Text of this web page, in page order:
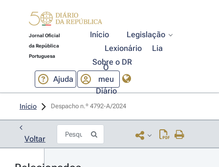
Jornal Oficial
da República
Portuguesa
Início
Legislação
Lexionário
Lia
Sobre o DR
Ajuda
O
meu
Diário
Início Despacho n.º 4792-A/2024
Voltar